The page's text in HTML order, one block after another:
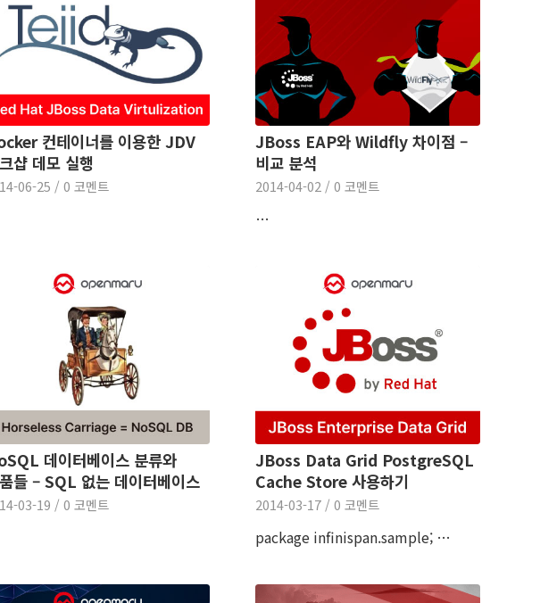
컨테이너를 이용한 JDV
샵 데모 실행
06-25 / 0 코멘트
JBoss EAP와 Wildfly 차이점 –
비교 분석
2014-04-02 / 0 코멘트
…
데이터베이스 분류와
들 – SQL 없는 데이터베이스
03-19 / 0 코멘트
JBoss Data Grid PostgreSQL
Cache Store 사용하기
2014-03-17 / 0 코멘트
package infinispan.sample; …